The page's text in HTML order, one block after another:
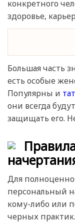
конкретного
здоровье,
Большая часть
есть особые
Популярны и
они всегда
защищать его.
Для
персональный
кому-либо или
черных